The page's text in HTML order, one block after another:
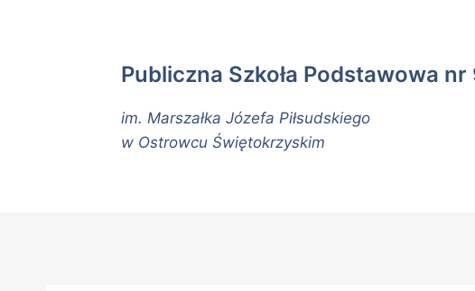
Publiczna Szkoła Podstawowa nr
im. Marszałka Józefa Piłsudskiego
w Ostrowcu Świętokrzyskim